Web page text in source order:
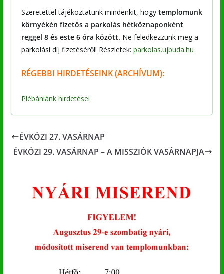
Szeretettel tájékoztatunk mindenkit, hogy templomunk
környékén fizetős a parkolás hétköznaponként
reggel 8 és este 6 óra között. Ne feledkezzünk meg a
parkolási díj fizetéséről! Részletek: parkolas.ujbuda.hu
RÉGEBBI HIRDETÉSEINK (ARCHÍVUM):
Plébániánk hirdetései
ÉVKÖZI 27. VASÁRNAP
ÉVKÖZI 29. VASÁRNAP – A MISSZIÓK VASÁRNAPJA